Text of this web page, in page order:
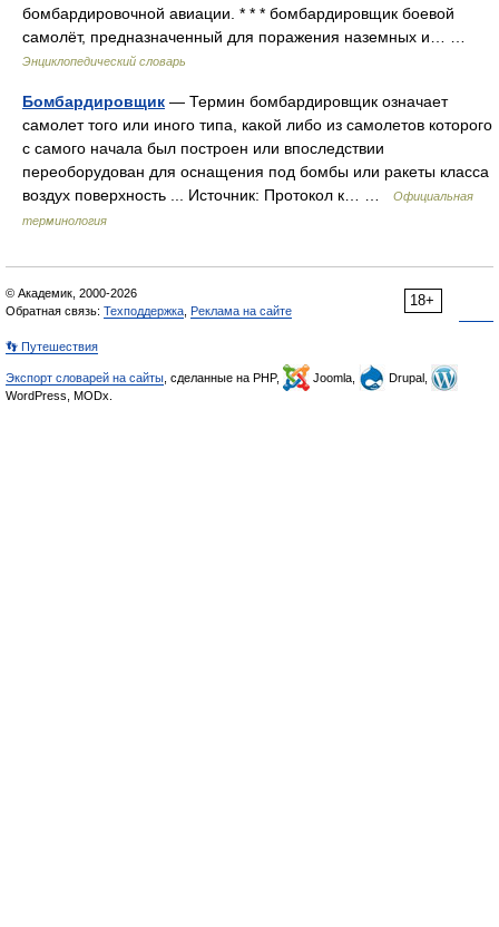
бомбардировочной авиации. * * * бомбардировщик боевой
самолёт, предназначенный для поражения наземных и… …
Энциклопедический словарь
Бомбардировщик — Термин бомбардировщик означает
самолет того или иного типа, какой либо из самолетов которого
с самого начала был построен или впоследствии
переоборудован для оснащения под бомбы или ракеты класса
воздух поверхность ... Источник: Протокол к… …
Официальная
терминология
18+
© Академик, 2000-2026
Обратная связь: Техподдержка Реклама на сайте
👣 Путешествия
Экспорт словарей на сайты , сделанные на PHP, Joomla,
Drupal,
WordPress, MODx.